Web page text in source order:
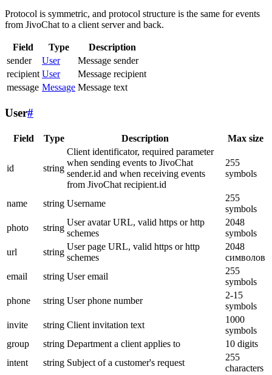
Protocol is symmetric, and protocol structure is the same for events
from JivoChat to a client server and back.
Field Type
Description
sender
User
Message sender
recipient User
Message recipient
message Message Message text
User#
Field Type Description Max size
id string
Client identificator, required parameter
when sending events to JivoChat
sender.id and when receiving events
from JivoChat recipient.id
255
symbols
name string Username
255
symbols
photo
string
User avatar URL, valid https or http
schemes
2048
symbols
url
string
User page URL, valid https or http
schemes
2048
символов
email
string User email
255
symbols
phone
string User phone number
2-15
symbols
invite
string Client invitation text
1000
symbols
group
string Department a client applies to
10 digits
intent
string Subject of a customer's request
255
characters